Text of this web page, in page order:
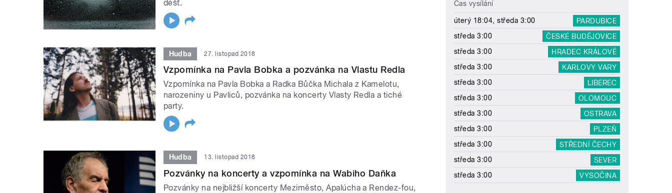
déšť.
Hudba 27. listopad 2018
Vzpomínka na Pavla Bobka a pozvánka na Vlastu Redla
Vzpomínka na Pavla Bobka a Radka Bůčka Michala z Kamelotu,
narozeniny u Pavliců, pozvánka na koncerty Vlasty Redla a tiché
party.
Hudba 13. listopad 2018
Pozvánky na koncerty a vzpomínka na Wabiho Daňka
Pozvánky na nejbližší koncerty Meziměsto, Apalúcha a Rendez-fou,
Čas vysílání
úterý 18:04, středa 3:00
PARDUBICE
středa 3:00
ČESKÉ BUDĚJOVICE
středa 3:00
HRADEC KRÁLOVÉ
středa 3:00
KARLOVY VARY
středa 3:00
LIBEREC
středa 3:00
OLOMOUC
středa 3:00
OSTRAVA
středa 3:00
PLZEŇ
středa 3:00
STŘEDNÍ ČECHY
středa 3:00
SEVER
středa 3:00
VYSOČINA